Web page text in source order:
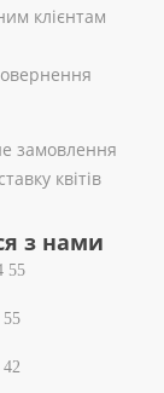
клієнтам
замовлення
квітів
з нами
55
55
42